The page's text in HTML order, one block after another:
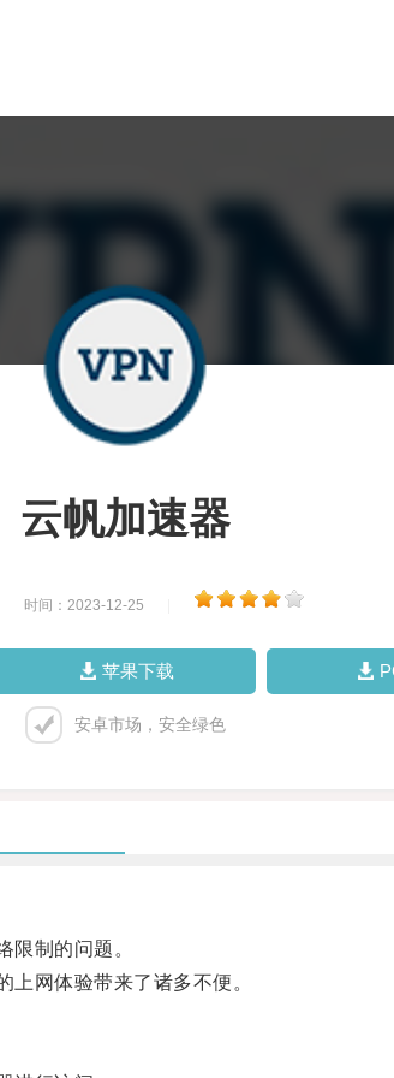
云帆加速器
时间：2023-12-25
苹果下载
安卓市场，安全绿色
制的问题。
网体验带来了诸多不便。